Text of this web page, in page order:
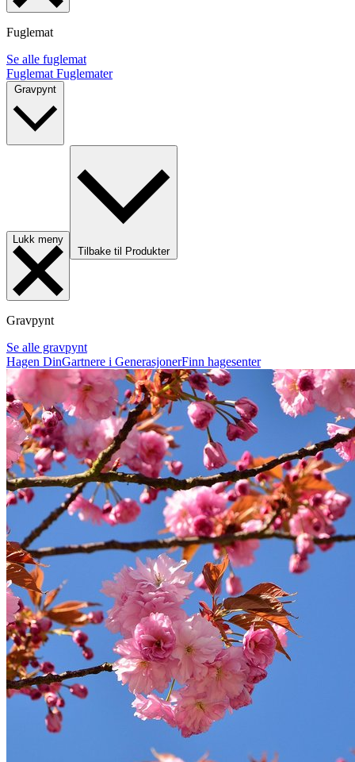
Fuglemat
Se alle fuglemat
Fuglemat Fuglemater
Lukk meny
Tilbake til Produkter
Gravpynt
Se alle gravpynt
Hagen DinGartnere i GenerasjonerFinn hagesenter